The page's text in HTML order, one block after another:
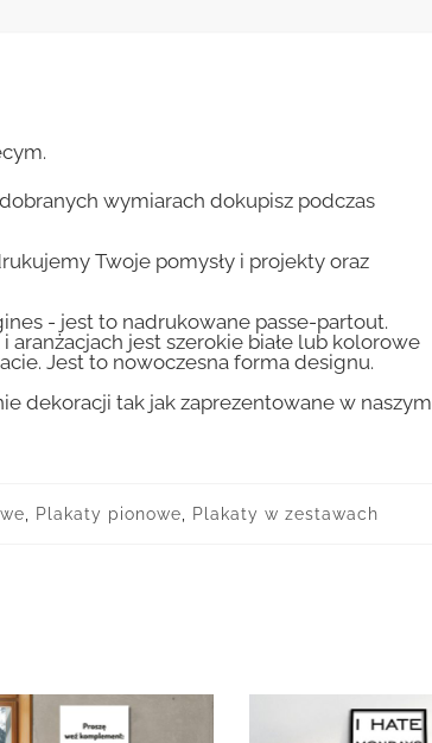
wymiarach dokupisz podczas
Twoje pomysły i projekty oraz
- jest to nadrukowane passe-partout.
aranżacjach jest szerokie białe lub kolorowe
Jest to nowoczesna forma designu.
dekoracji tak jak zaprezentowane w naszym
, Plakaty pionowe, Plakaty w zestawach